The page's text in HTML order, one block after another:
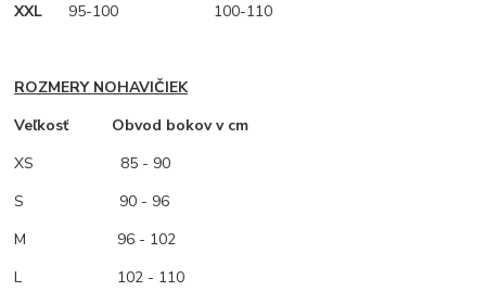
XXL 95-100 100-110
ROZMERY NOHAVIČIEK
Veľkosť Obvod bokov v cm
XS
85 - 90
S 90 - 96
M
96 - 102
L 102 - 110